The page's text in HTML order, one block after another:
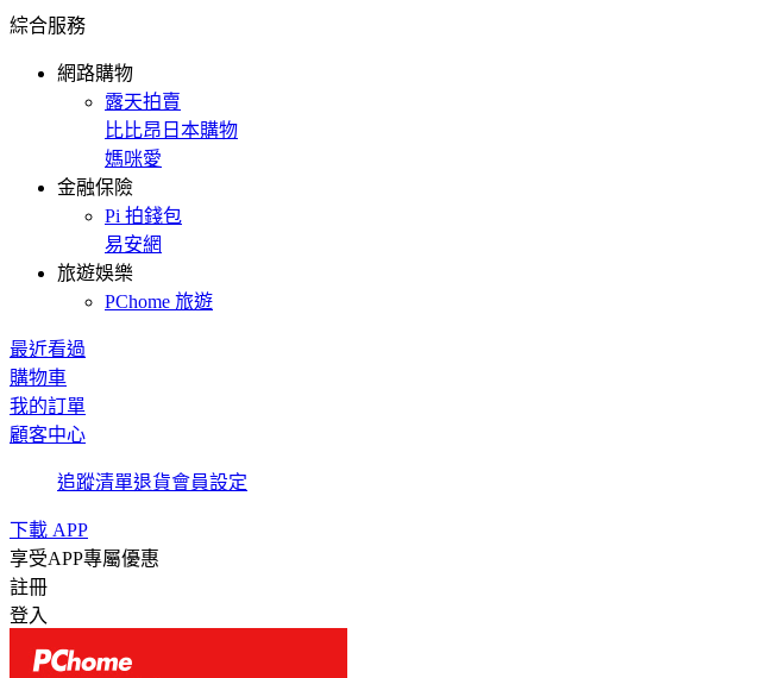
綜合服務
網路購物
露天拍賣
比比昂日本購物
媽咪愛
金融保險
Pi 拍錢包
易安網
旅遊娛樂
PChome 旅遊
最近看過
購物車
我的訂單
顧客中心
追蹤清單退貨會員設定
下載 APP
享受APP專屬優惠
註冊
登入